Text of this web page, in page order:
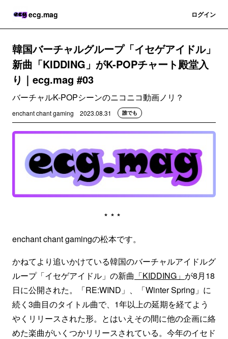
ecg.mag ログイン
韓国バーチャルグループ「イセゲアイドル」
新曲「KIDDING」がK-POPチャート殿堂入
り｜ecg.mag #03
バーチャルK-POPシーンのニコニコ動画ノリ？
enchant chant gaming 2023.08.31 誰でも
***
enchant chant gamingの松本です。
かねてより追いかけている韓国のバーチャルアイドルグ
ループ「イセゲアイドル」の新曲 「KIDDING」 が8月18
日に公開された。「RE:WIND」、「Winter Spring」に
続く3曲目のタイトル曲で、1年以上の延期を経てよう
やくリリースされた形。とはいえその間に他の企画に絡
めた楽曲がいくつかリリースされている。今年のイセド